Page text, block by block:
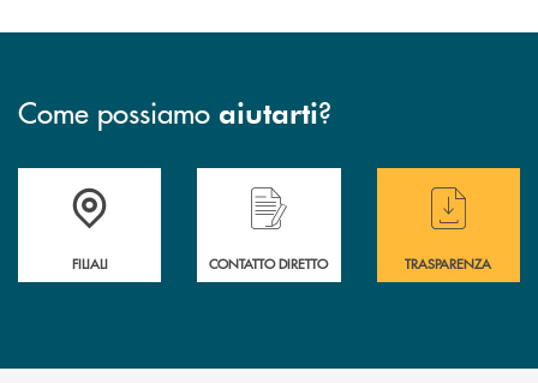
Come possiamo aiutarti?
Trova la filiale più vicina a te
FILIALI
Hai bisogno di &nbsp; assistenza &nbsp;
CONTATTO DIRETTO
Hai bisogno di
TRASPARENZA